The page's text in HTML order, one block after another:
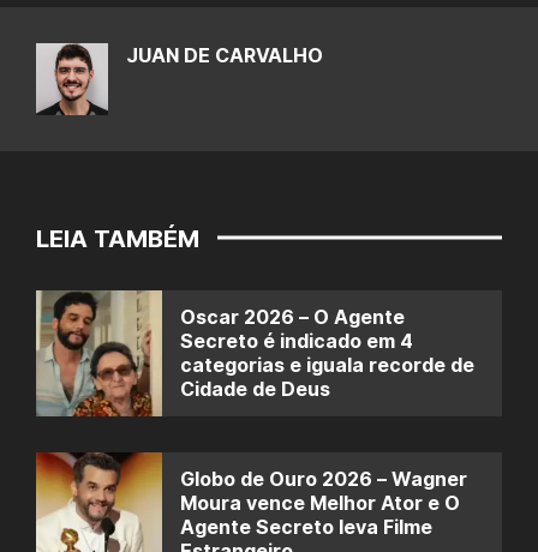
JUAN DE CARVALHO
LEIA TAMBÉM
Oscar 2026 – O Agente
Secreto é indicado em 4
categorias e iguala recorde de
Cidade de Deus
Globo de Ouro 2026 – Wagner
Moura vence Melhor Ator e O
Agente Secreto leva Filme